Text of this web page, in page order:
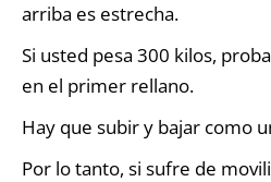
arriba es estrecha.
Si usted pesa 300 kilos,
en el primer rellano.
Hay que subir y bajar como
Por lo tanto, si sufre de